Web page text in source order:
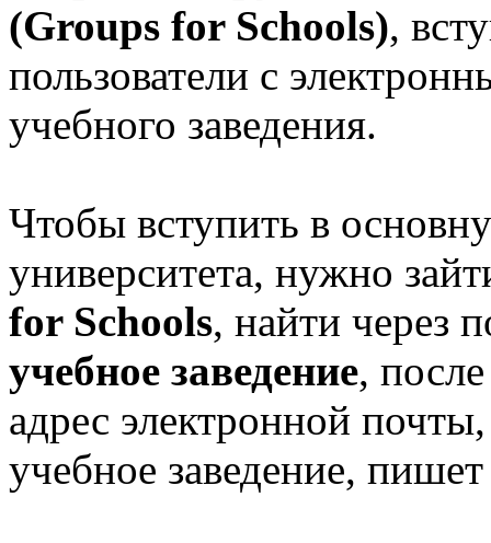
(Groups for Schools),
пользователи с
учебного заведения.
Чтобы вступить в
университета, нужно
for Schools, найти через
учебное заведение,
адрес электронной
учебное заведение,